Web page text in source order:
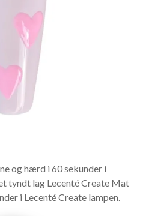
og hærd i 60 sekunder i
tyndt lag Lecenté Create Mat
i Lecenté Create lampen.